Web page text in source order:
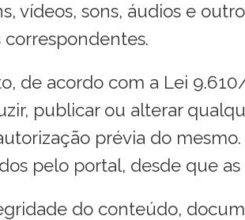
vídeos, sons, áudios e
correspondentes.
de acordo com a Lei
publicar ou alterar
prévia do
pelo portal, desde que
do conteúdo,